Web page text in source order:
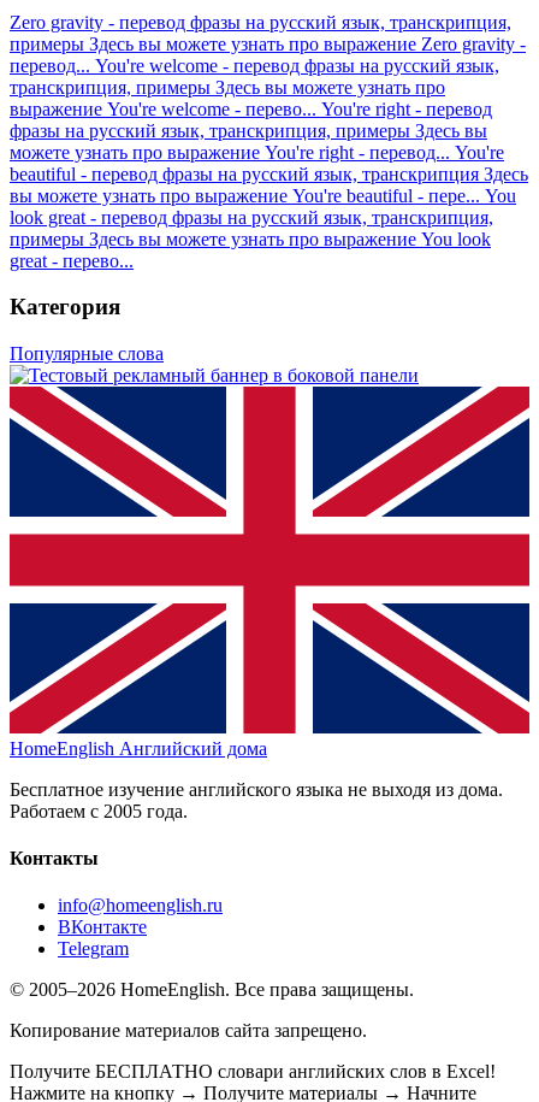
Zero gravity - перевод фразы на русский язык, транскрипция,
примеры Здесь вы можете узнать про выражение Zero gravity -
перевод... You're welcome - перевод фразы на русский язык,
транскрипция, примеры Здесь вы можете узнать про
выражение You're welcome - перево... You're right - перевод
фразы на русский язык, транскрипция, примеры Здесь вы
можете узнать про выражение You're right - перевод... You're
beautiful - перевод фразы на русский язык, транскрипция Здесь
вы можете узнать про выражение You're beautiful - пере... You
look great - перевод фразы на русский язык, транскрипция,
примеры Здесь вы можете узнать про выражение You look
great - перево...
Категория
Популярные слова
HomeEnglish Английский дома
Бесплатное изучение английского языка не выходя из дома.
Работаем с 2005 года.
Контакты
info@homeenglish.ru
ВКонтакте
Telegram
© 2005–2026 HomeEnglish. Все права защищены.
Копирование материалов сайта запрещено.
Получите БЕСПЛАТНО словари английских слов в Excel!
Нажмите на кнопку → Получите материалы → Начните